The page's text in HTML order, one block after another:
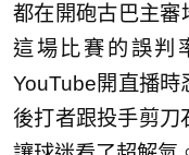
都在開砲古巴主審
這場比賽的誤判
YouTube開直播時
後打者跟投手剪刀